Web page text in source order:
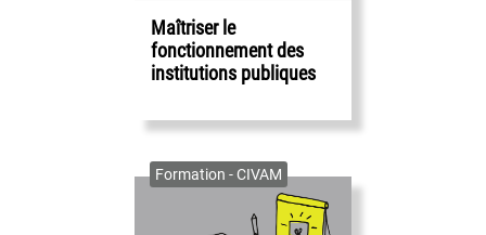
Maîtriser le
fonctionnement des
institutions publiques
Formation - CIVAM